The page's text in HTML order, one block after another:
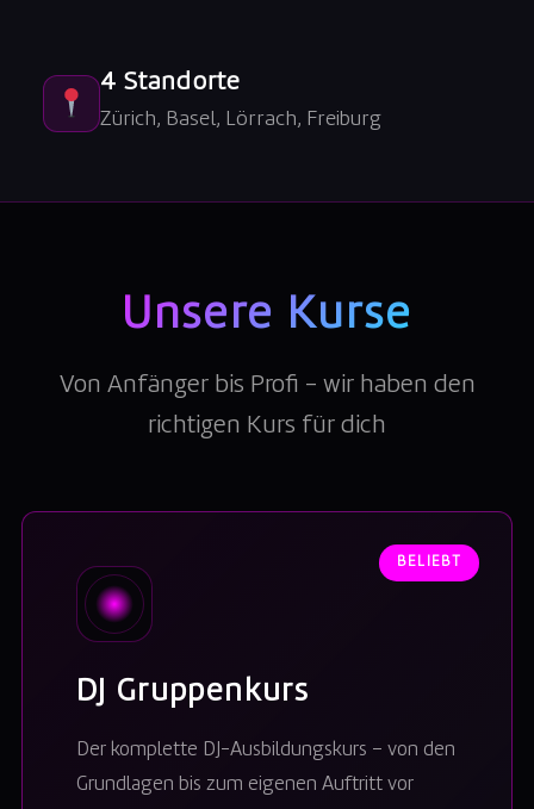
4 Standorte
Zürich, Basel, Lörrach, Freiburg
Unsere Kurse
Von Anfänger bis Profi – wir haben den
richtigen Kurs für dich
BELIEBT
DJ Gruppenkurs
Der komplette DJ-Ausbildungskurs – von den
Grundlagen bis zum eigenen Auftritt vor